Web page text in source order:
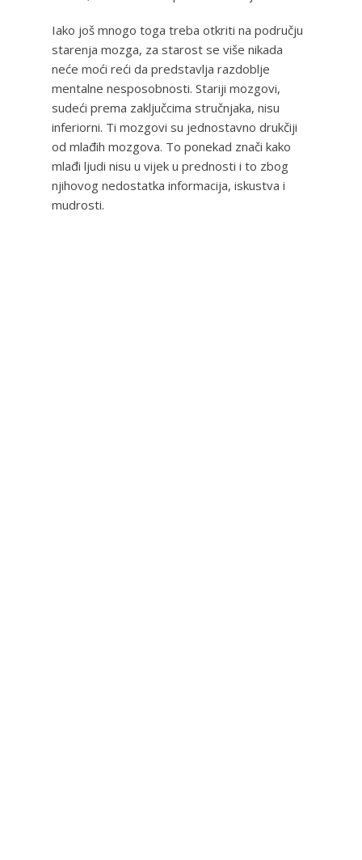
Iako još mnogo toga treba otkriti na području
starenja mozga, za starost se više nikada
neće moći reći da predstavlja razdoblje
mentalne nesposobnosti. Stariji mozgovi,
sudeći prema zaključcima stručnjaka, nisu
inferiorni. Ti mozgovi su jednostavno drukčiji
od mlađih mozgova. To ponekad znači kako
mlađi ljudi nisu u vijek u prednosti i to zbog
njihovog nedostatka informacija, iskustva i
mudrosti.